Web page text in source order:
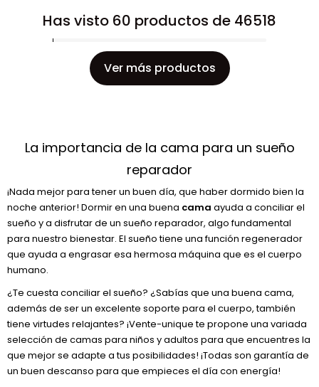
Has visto 60 productos de 46518
Ver más productos
La importancia de la cama para un sueño
reparador
¡Nada mejor para tener un buen día, que haber dormido bien la
noche anterior! Dormir en una buena cama ayuda a conciliar el
sueño y a disfrutar de un sueño reparador, algo fundamental
para nuestro bienestar. El sueño tiene una función regenerador
que ayuda a engrasar esa hermosa máquina que es el cuerpo
humano.
¿Te cuesta conciliar el sueño? ¿Sabías que una buena cama,
además de ser un excelente soporte para el cuerpo, también
tiene virtudes relajantes? ¡Vente-unique te propone una variada
selección de camas para niños y adultos para que encuentres la
que mejor se adapte a tus posibilidades! ¡Todas son garantía de
un buen descanso para que empieces el día con energía!